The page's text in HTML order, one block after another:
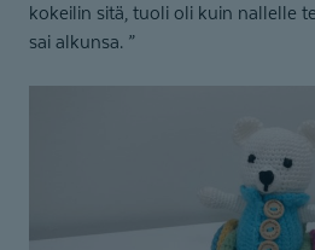
kokeilin sitä, tuoli oli kuin nallelle
sai alkunsa. ”